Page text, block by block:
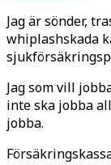
Jag är sönder,
whiplashskada
Jag som vill
inte ska jobba
jobba.